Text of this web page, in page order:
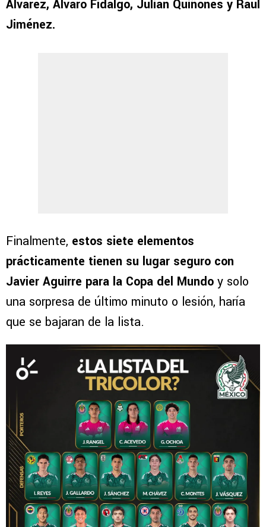
Álvarez, Álvaro Fidalgo, Julián Quiñones y Raúl
Jiménez.
Finalmente, estos siete elementos
prácticamente tienen su lugar seguro con
Javier Aguirre para la Copa del Mundo y solo
una sorpresa de último minuto o lesión, haría
que se bajaran de la lista.